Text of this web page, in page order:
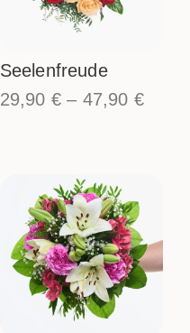
Seelenfreude
29,90 €– 47,90 €